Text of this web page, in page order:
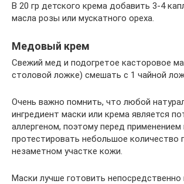
В 20 гр детского крема добавить 3-4
масла розы или мускатного ореха.
Медовый крем
Свежий мед и подогретое касторовое
столовой ложке) смешать с 1 чайной
Очень важно помнить, что любой
ингредиент маски или крема является
аллергеном, поэтому перед
протестировать небольшое количество
незаметном участке кожи.
Маски лучше готовить непосредственно